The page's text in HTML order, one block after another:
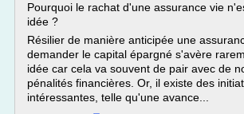
Pourquoi le rachat d'une assurance vie
idée ?
Résilier de manière anticipée une
demander le capital épargné s'avère
idée car cela va souvent de pair avec de
pénalités financières. Or, il existe des
intéressantes, telle qu'une avance...